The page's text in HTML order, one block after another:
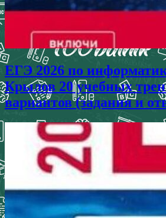
ЕГЭ 2026 по
Крылов 20 учебных
вариантов (задания и